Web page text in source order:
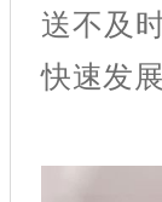
送不及
快速发展